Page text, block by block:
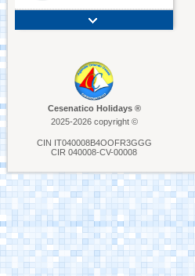
Adriatic Golf Club
Mirabilandia Ravenna
Aquafan Riccione
Parco Oltremare -
Fiabilandia Rimini
Cesenatico Holidays ®
2025-2026 copyright ©
CIN IT040008B4OOFR3GGG
CIR 040008-CV-00008